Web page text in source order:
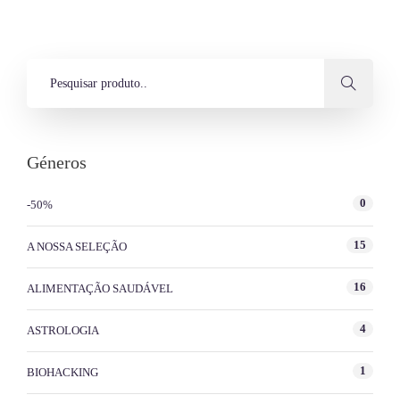
Géneros
-50% 0
A NOSSA SELEÇÃO 15
ALIMENTAÇÃO SAUDÁVEL 16
ASTROLOGIA 4
BIOHACKING 1